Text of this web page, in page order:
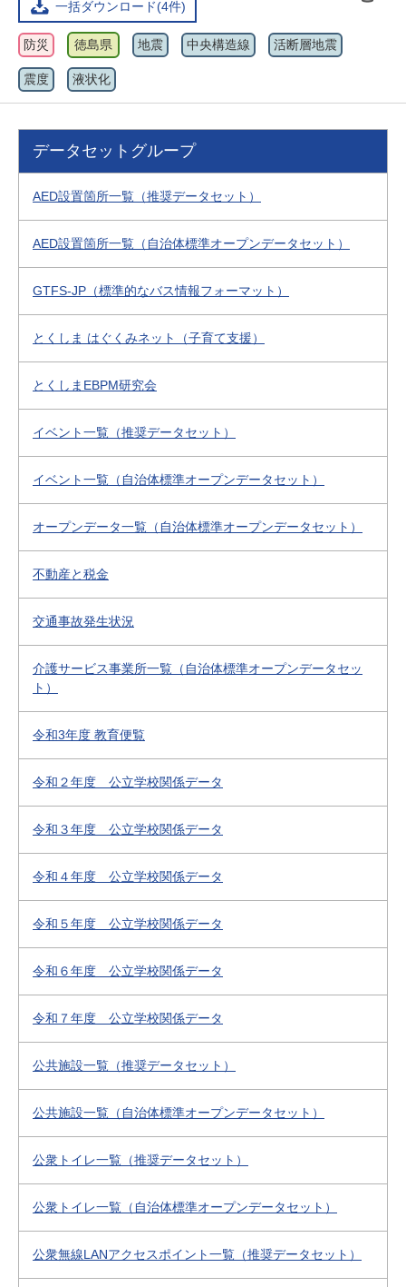
一括ダウンロード(4件)
防災 徳島県 地震 中央構造線 活断層地震
震度 液状化
データセットグループ
AED設置箇所一覧（推奨データセット）
AED設置箇所一覧（自治体標準オープンデータセット）
GTFS-JP（標準的なバス情報フォーマット）
とくしま はぐくみネット（子育て支援）
とくしまEBPM研究会
イベント一覧（推奨データセット）
イベント一覧（自治体標準オープンデータセット）
オープンデータ一覧（自治体標準オープンデータセット）
不動産と税金
交通事故発生状況
介護サービス事業所一覧（自治体標準オープンデータセッ
ト）
令和3年度 教育便覧
令和２年度 公立学校関係データ
令和３年度 公立学校関係データ
令和４年度 公立学校関係データ
令和５年度 公立学校関係データ
令和６年度 公立学校関係データ
令和７年度 公立学校関係データ
公共施設一覧（推奨データセット）
公共施設一覧（自治体標準オープンデータセット）
公衆トイレ一覧（推奨データセット）
公衆トイレ一覧（自治体標準オープンデータセット）
公衆無線LANアクセスポイント一覧（推奨データセット）